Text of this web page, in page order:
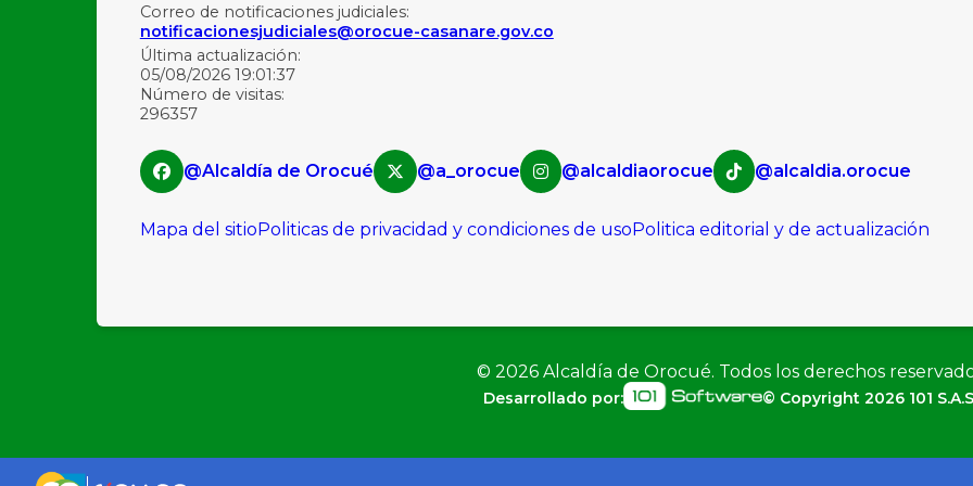
Correo de notificaciones judiciales:
notificacionesjudiciales@orocue-casanare.gov.co
Última actualización:
05/08/2026 19:01:37
Número de visitas:
296357
@Alcaldía de Orocué @a_orocue @alcaldiaorocue @alcaldia.orocue
Mapa del sitioPoliticas de privacidad y condiciones de usoPolitica editorial y de actualización
© 2026Alcaldía de Orocué. Todos los derechos
Desarrollado por: © Copyright 2026101